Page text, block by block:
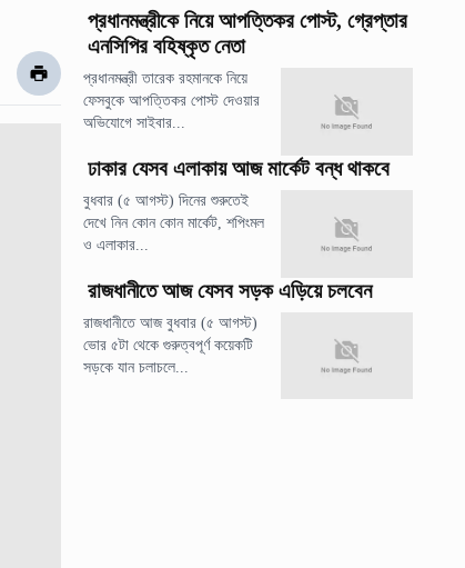
প্রধানমন্ত্রীকে নিয়ে আপত্তিকর পোস্ট, গ্রেপ্তার
এনসিপির বহিষ্কৃত নেতা
প্রধানমন্ত্রী তারেক রহমানকে নিয়ে
ফেসবুকে আপত্তিকর পোস্ট দেওয়ার
অভিযোগে সাইবার...
ঢাকার যেসব এলাকায় আজ মার্কেট বন্ধ থাকবে
বুধবার (৫ আগস্ট) দিনের শুরুতেই
দেখে নিন কোন কোন মার্কেট, শপিংমল
ও এলাকার...
রাজধানীতে আজ যেসব সড়ক এড়িয়ে চলবেন
রাজধানীতে আজ বুধবার (৫ আগস্ট)
ভোর ৫টা থেকে গুরুত্বপূর্ণ কয়েকটি
সড়কে যান চলাচলে...